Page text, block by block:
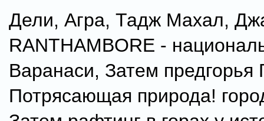
Дели, Агра, Тадж Махал,
RANTHAMBORE -
Варанаси, Затем предгорья
Потрясающая природа!